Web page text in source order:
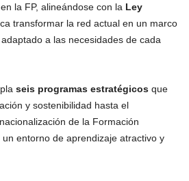
la FP, alineándose con la Ley
transformar la red actual en un marco
a las necesidades de cada
seis programas estratégicos que
y sostenibilidad hasta el
de la Formación
entorno de aprendizaje atractivo y